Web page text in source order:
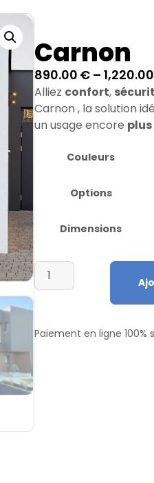
Carnon
890.00 €– 1,220.00
Alliez confort,
Carnon , la solution
un usage encore
Couleurs
Options
Dimensions
Paiement en ligne 100%